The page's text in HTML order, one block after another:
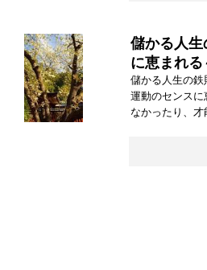
儲かる人
に恵まれる
儲かる人生の鉄
運動のセンス
なかったり、才